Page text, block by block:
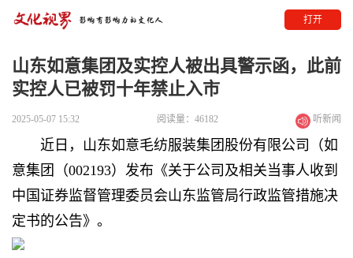
打开
山东如意集团及实控人被出具警示函，此前
实控人已被罚十年禁止入市
2025-05-07 15:32 阅读量：46182 听新闻
近日，山东如意毛纺服装集团股份有限公司（如
意集团（002193）发布《关于公司及相关当事人收到
中国证券监督管理委员会山东监管局行政监管措施决
定书的公告》。